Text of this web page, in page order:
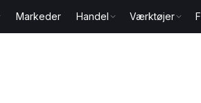
Markeder Handel Værktøjer